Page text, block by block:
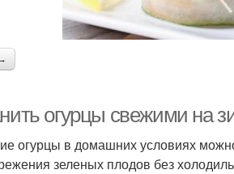
огурцы свежими на
огурцы в домашних условиях
зеленых плодов без